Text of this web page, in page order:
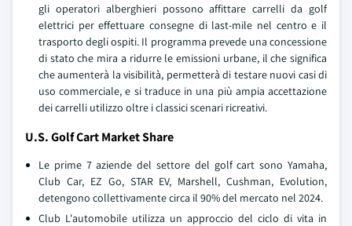
gli operatori alberghieri possono affittare carrelli da golf
elettrici per effettuare consegne di last-mile nel centro e il
trasporto degli ospiti. Il programma prevede una concessione
di stato che mira a ridurre le emissioni urbane, il che significa
che aumenterà la visibilità, permetterà di testare nuovi casi di
uso commerciale, e si traduce in una più ampia accettazione
dei carrelli utilizzo oltre i classici scenari ricreativi.
U.S. Golf Cart Market Share
Le prime 7 aziende del settore del golf cart sono Yamaha,
Club Car, EZ Go, STAR EV, Marshell, Cushman, Evolution,
detengono collettivamente circa il 90% del mercato nel 2024.
Club L'automobile utilizza un approccio del ciclo di vita in